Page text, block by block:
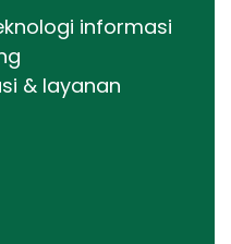
informasi
& layanan